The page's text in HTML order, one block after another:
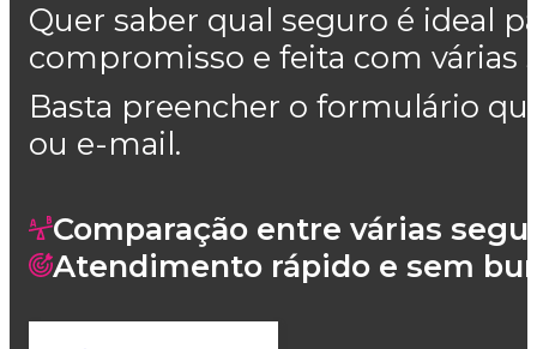
Quer saber qual seguro é ideal
compromisso e feita com várias
Basta preencher o formulário
ou e-mail.
Comparação entre várias
Atendimento rápido e sem